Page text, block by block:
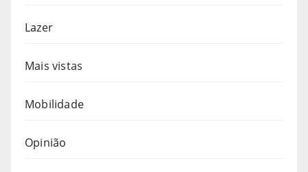
Lazer
Mais vistas
Mobilidade
Opinião